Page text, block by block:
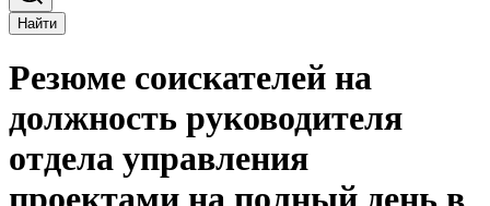
Найти
Резюме соискателей на
должность руководителя
отдела управления